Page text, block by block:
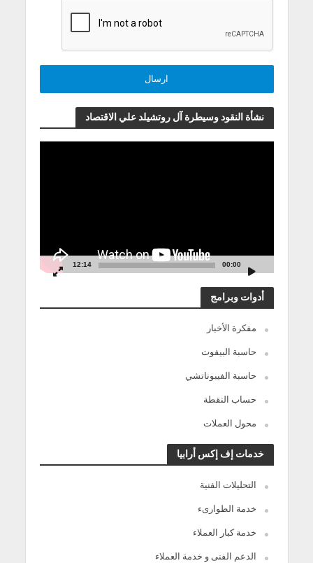
نشأة النقود وسيطرة آل روتشيلد علي الاقتصاد
00:00
12:14
أدوات وبرامج
مفكرة الأخبار
حاسبة البيفوت
حاسبة الفيبوناتشي
حساب النقطة
محول العملات
خدمات إف إكس أرابيا
التحليلات الفنية
خدمة الطوارىء
خدمة كبار العملاء
الدعم الفنى و خدمة العملاء